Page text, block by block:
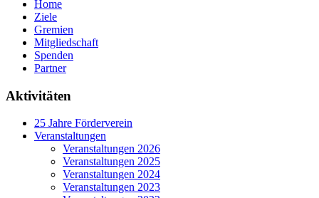
Home
Ziele
Gremien
Mitgliedschaft
Spenden
Partner
Aktivitäten
25 Jahre Förderverein
Veranstaltungen
Veranstaltungen 2026
Veranstaltungen 2025
Veranstaltungen 2024
Veranstaltungen 2023